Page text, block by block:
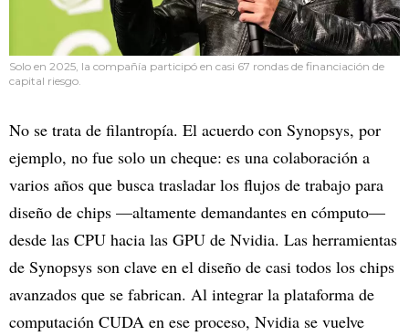
Solo en 2025, la compañía participó en casi 67 rondas de financiación de
capital riesgo.
No se trata de filantropía. El acuerdo con Synopsys, por
ejemplo, no fue solo un cheque: es una colaboración a
varios años que busca trasladar los flujos de trabajo para
diseño de chips —altamente demandantes en cómputo—
desde las CPU hacia las GPU de Nvidia. Las herramientas
de Synopsys son clave en el diseño de casi todos los chips
avanzados que se fabrican. Al integrar la plataforma de
computación CUDA en ese proceso, Nvidia se vuelve